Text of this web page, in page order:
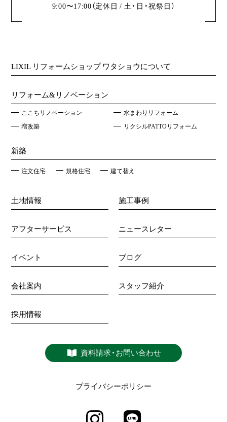
9:00〜17:00（定休日 / 土・日・祝祭日）
LIXIL リフォームショップ ワタショウについて
リフォーム&リノベーション
ここちリノベーション
水まわりリフォーム
増改築
リクシルPATTOリフォーム
新築
注文住宅 規格住宅 建て替え
土地情報 施工事例
アフターサービス ニュースレター
イベント ブログ
会社案内 スタッフ紹介
採用情報
資料請求・お問い合わせ
プライバシーポリシー